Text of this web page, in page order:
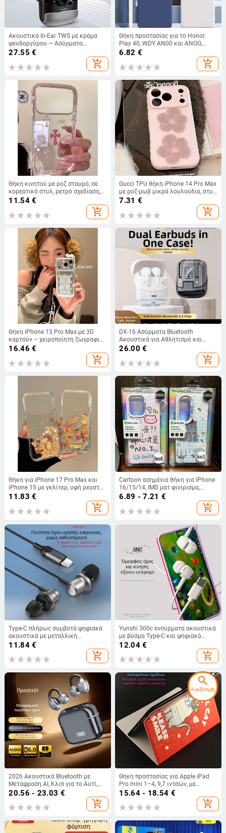
Ακουστικά In-Ear TWS με κράμα
ψευδαργύρου — Ασύρματα
Bluetooth 5.4, μείωση θορύβου
στις κλήσεις, στερεοφωνικός ήχος,
8+ ώρες μπαταρία, ανθεκτικά στο
27.55 €
add_shopping_cart
Θήκη προστασίας για το Honor
Play 40, WDY AN00 και ANOO,
πλήρους κάλυψης TPU
6.82 €
add_shopping_cart
Θήκη κινητού με ροζ σταυρό, σε
κορεατικό στυλ, ρετρό σχεδίαση,
για iPhone 17 Pro Max και iPhone
11.54€
add_shopping_cart
Gucci TPU θήκη iPhone 14 Pro Max
με ροζ-μωβ μικρά λουλούδια, στυλ
Instagram, μαλακή αφή
7.31 €
add_shopping_cart
Θήκη iPhone 13 Pro Max με 3D
καρτούν – χειροποίητη ζωγραφιά,
τεμπέλης γάτος με αστέρι
16.46 €
add_shopping_cart
DX-16 Ασύρματα Bluetooth
Ακουστικά για Αθλητισμό και
Ηλεκτρονικά Αθλήματα, Μεγάλης
26.00 €
add_shopping_cart
Θήκη για iPhone 17 Pro Max και
iPhone 15 με γκλίτερ, υφή ρευστής
άμμου, μικρό αρκουδάκι και
11.83 €
add_shopping_cart
Cartoon ασημένια θήκη για iPhone
16/15/14, IMD ματ φινίρισμα,
ανθεκτική στις πτώσεις, γλυκό
6.89 - 7.21 €
add_shopping_cart
Type-C πλήρως συμβατά ψηφιακά
ακουστικά με μεταλλική
ενσύρματη κατασκευή, ήχος
υψηλής ποιότητας, ημι-εντός του
αυτιού, για 1516Vivo
11.84€
add_shopping_cart
Yunshi 300c ενσύρματα ακουστικά
με βύσμα Type-C και ψηφιακό
κύκλωμα, συμβατά με Huawei,
12.04€
add_shopping_cart
2026 Ακουστικά Bluetooth με
Μετάφραση AI, Κλιπ για το Αυτί,
Μείωση Θορύβου, Αθλητικός
20.56 - 23.03 €
add_shopping_cart
Θήκη προστασίας για Apple iPad
Pro mini 1–4, 9,7 ιντσών, με
καρτούν εκτύπωση, PU+TPU υλικό
15.64 - 18.54 €
add_shopping_cart
search
Αναζήτηση